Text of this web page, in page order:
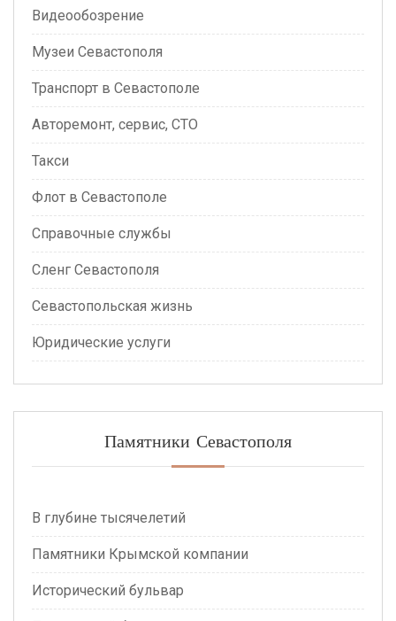
Видеообозрение
Музеи Севастополя
Транспорт в Севастополе
Авторемонт, сервис, СТО
Такси
Флот в Севастополе
Справочные службы
Сленг Севастополя
Севастопольская жизнь
Юридические услуги
Памятники Севастополя
В глубине тысячелетий
Памятники Крымской компании
Исторический бульвар